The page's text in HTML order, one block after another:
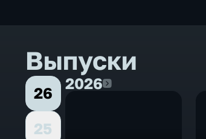
Выпуски
26
25
20262026